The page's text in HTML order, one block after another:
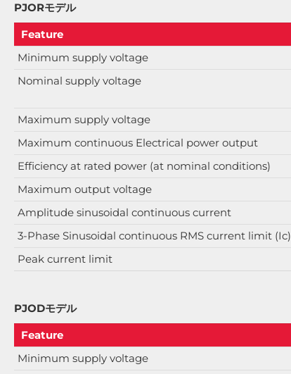
PJORモデル
Feature
Minimum supply voltage
Nominal supply voltage
Maximum supply voltage
Maximum continuous Electrical power output
Efficiency at rated power (at nominal conditions)
Maximum output voltage
Amplitude sinusoidal continuous current
3-Phase Sinusoidal continuous RMS current limit (Ic)
Peak current limit
PJODモデル
Feature
Minimum supply voltage